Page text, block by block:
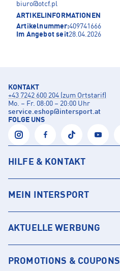
biuro@otcf.pl
ARTIKELINFORMATIONEN
Artikelnummer:409741666
Im Angebot seit28.04.2026
KONTAKT
+43 7242 600 204 (zum Ortstarif)
Mo. – Fr. 08:00 – 20:00 Uhr
service.eshop@intersport.at
FOLGE UNS
HILFE & KONTAKT
MEIN INTERSPORT
AKTUELLE WERBUNG
PROMOTIONS & COUPONS